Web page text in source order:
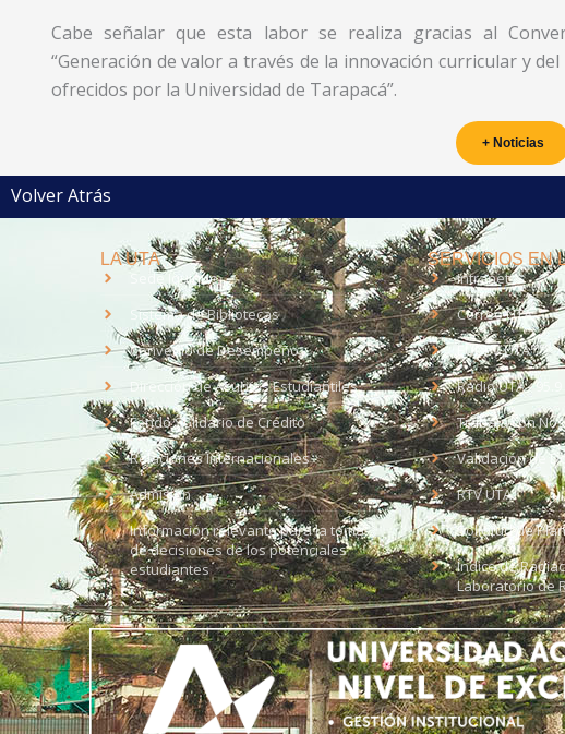
Cabe señalar que esta labor se realiza gracias al
“Generación de valor a través de la innovación curricular y
ofrecidos por la Universidad de Tarapacá”.
+ Noticias
Volver Atrás
LA UTA
Sede Iquique
Sistema de Bibliotecas
Convenio de Desempeño
Dirección de Asuntos Estudiantiles
Fondo Solidario de Crédito
Relaciones Internacionales
Admisión
Información relevante para la toma
de decisiones de los potenciales
estudiantes
SERVICIOS EN
Intranet
Correo UTA
EUDEV UTAmed
Radio UTA - 95.9
Trabaja con
Validación de
RTV UTA
Solicitud de
Índice de
Laboratorio de